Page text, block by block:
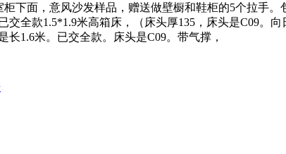
下面，意风沙发样品，赠送做壁橱和鞋柜的5个拉手
全款1.5*1.9米高箱床，（床头厚135，床头是C09。
长1.6米。已交全款。床头是C09。带气撑，